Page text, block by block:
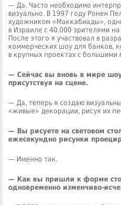
— Да. Часто необходимо
визуально. В 1997 году Ронен
художником «Маккабиады»,
в Израиле с 40.000 зрителями
После этого я участвовал в
коммерческих шоу для банков,
в крупных проектах с
— Сейчас вы вновь в мире
присутствуя на сцене.
— Да, теперь я создаю
«живые» декорации, рисуя их
— Вы рисуете на световом
ежесекундно рисунки
— Именно так.
— Как вы пришли к форме
одновременно изменчиво-